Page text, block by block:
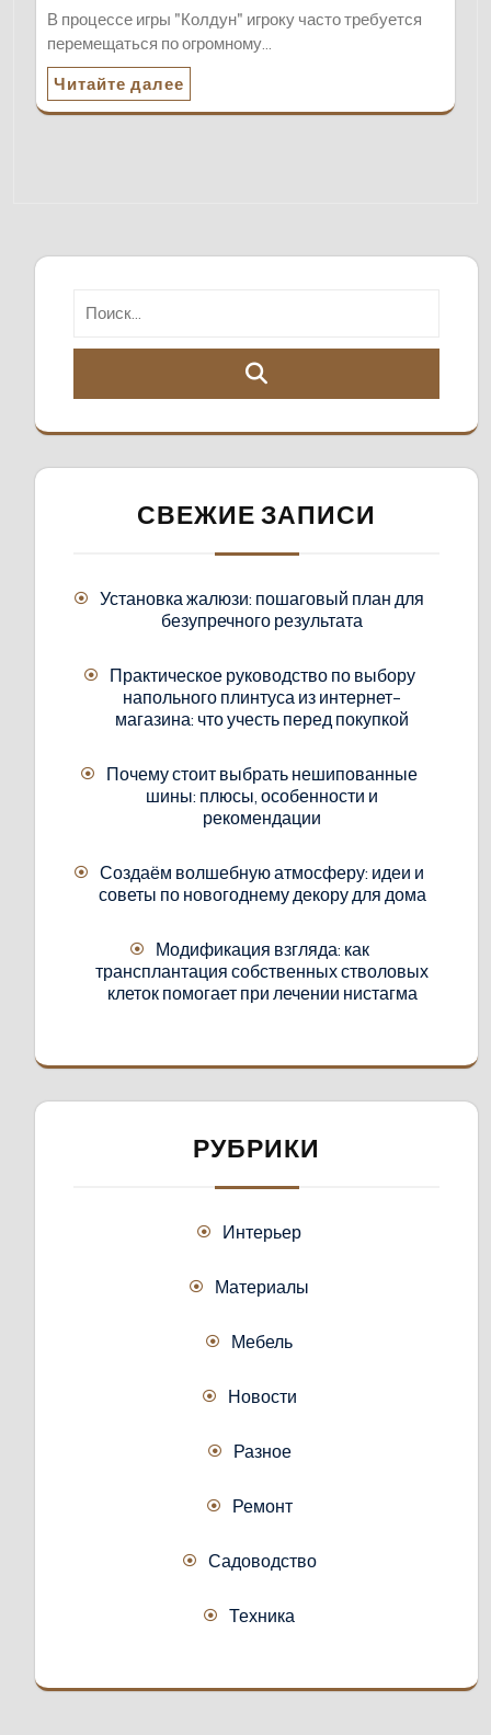
В процессе игры "Колдун" игроку часто требуется
перемещаться по огромному…
Читайте далее
СВЕЖИЕ ЗАПИСИ
Установка жалюзи: пошаговый план для
безупречного результата
Практическое руководство по выбору
напольного плинтуса из интернет-
магазина: что учесть перед покупкой
Почему стоит выбрать нешипованные
шины: плюсы, особенности и
рекомендации
Создаём волшебную атмосферу: идеи и
советы по новогоднему декору для дома
Модификация взгляда: как
трансплантация собственных стволовых
клеток помогает при лечении нистагма
РУБРИКИ
Интерьер
Материалы
Мебель
Новости
Разное
Ремонт
Садоводство
Техника